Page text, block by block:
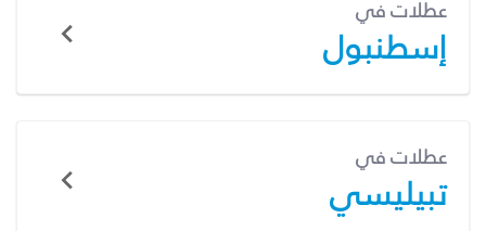
عطلات في
إسطنبول
عطلات في
تبيليسي